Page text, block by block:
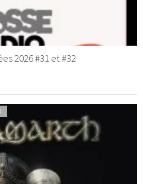
2026 #31 et #32